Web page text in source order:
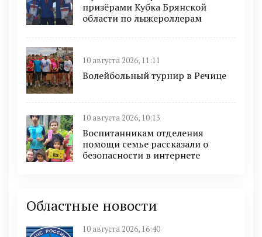
призёрами Кубка Брянской
области по лыжероллерам
10 августа 2026, 11:11
Волейбольный турнир в Речице
10 августа 2026, 10:13
Воспитанникам отделения
помощи семье рассказали о
безопасности в интернете
Областные новости
10 августа 2026, 16:40